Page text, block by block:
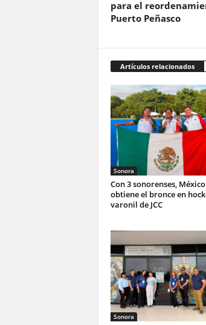
para el
Puerto Peñasco
Artículos relacionados
Sonora
Con 3 sonorenses, México
obtiene el bronce en
varonil de JCC
Sonora